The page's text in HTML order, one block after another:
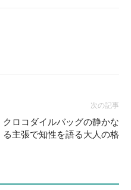
次の記事
クロコダイルバッグの静かな
る主張で知性を語る大人の格